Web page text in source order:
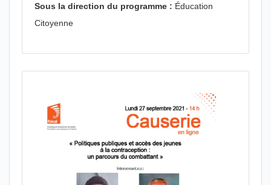
Sous la direction du programme : Éducation
Citoyenne